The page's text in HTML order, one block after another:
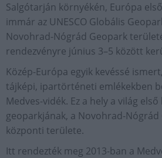
Salgótarján környékén, Európa
immár az UNESCO Globális
Novohrad-Nógrád Geopark
rendezvényre június 3–5 között
Közép-Európa egyik kevéssé
tájképi, ipartörténeti emlékekben
Medves-vidék. Ez a hely a világ
geoparkjának, a Novohrad-Nógrád
központi területe.
Itt rendezték meg 2013-ban a